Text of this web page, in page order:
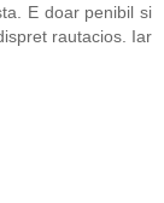
E doar penibil si
rautacios. Iar